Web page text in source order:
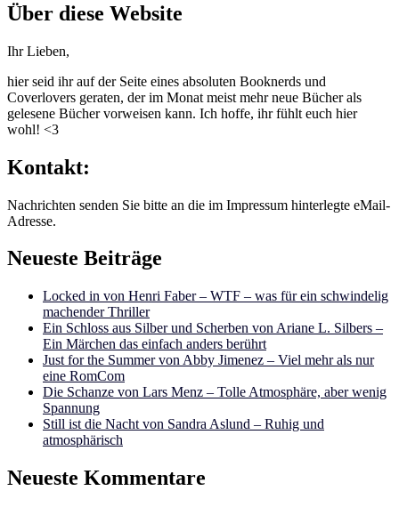
Über diese Website
Ihr Lieben,
hier seid ihr auf der Seite eines absoluten Booknerds und
Coverlovers geraten, der im Monat meist mehr neue Bücher als
gelesene Bücher vorweisen kann. Ich hoffe, ihr fühlt euch hier
wohl! <3
Kontakt:
Nachrichten senden Sie bitte an die im Impressum hinterlegte eMail-
Adresse.
Neueste Beiträge
Locked in von Henri Faber – WTF – was für ein schwindelig
machender Thriller
Ein Schloss aus Silber und Scherben von Ariane L. Silbers –
Ein Märchen das einfach anders berührt
Just for the Summer von Abby Jimenez – Viel mehr als nur
eine RomCom
Die Schanze von Lars Menz – Tolle Atmosphäre, aber wenig
Spannung
Still ist die Nacht von Sandra Aslund – Ruhig und
atmosphärisch
Neueste Kommentare